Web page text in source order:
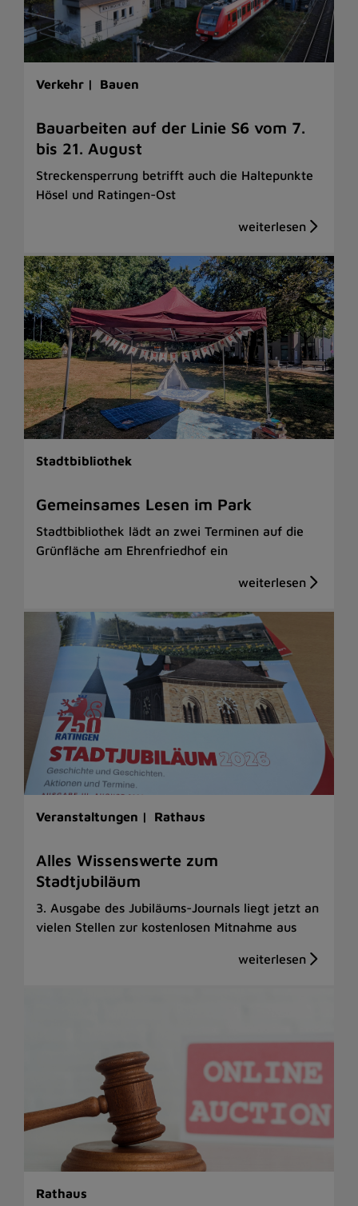
Verkehr | Bauen
Bauarbeiten auf der Linie S6 vom 7.
bis 21. August
Streckensperrung betrifft auch die Haltepunkte
Hösel und Ratingen-Ost
Stadtbibliothek
Gemeinsames Lesen im Park
Stadtbibliothek lädt an zwei Terminen auf die
Grünfläche am Ehrenfriedhof ein
Veranstaltungen | Rathaus
Alles Wissenswerte zum
Stadtjubiläum
3. Ausgabe des Jubiläums-Journals liegt jetzt an
vielen Stellen zur kostenlosen Mitnahme aus
Rathaus